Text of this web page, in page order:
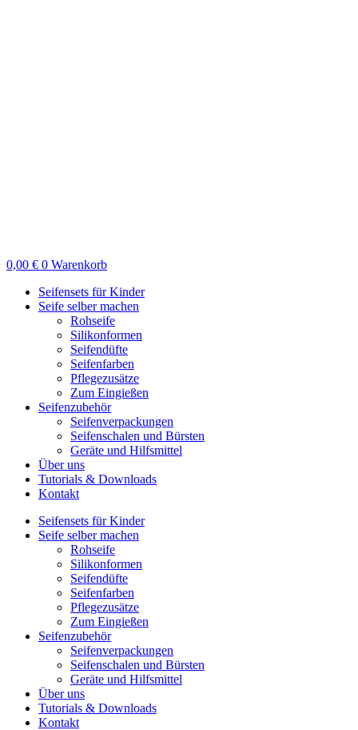
0,00 € 0 Warenkorb
Seifensets für Kinder
Seife selber machen
Rohseife
Silikonformen
Seifendüfte
Seifenfarben
Pflegezusätze
Zum Eingießen
Seifenzubehör
Seifenverpackungen
Seifenschalen und Bürsten
Geräte und Hilfsmittel
Über uns
Tutorials & Downloads
Kontakt
Seifensets für Kinder
Seife selber machen
Rohseife
Silikonformen
Seifendüfte
Seifenfarben
Pflegezusätze
Zum Eingießen
Seifenzubehör
Seifenverpackungen
Seifenschalen und Bürsten
Geräte und Hilfsmittel
Über uns
Tutorials & Downloads
Kontakt